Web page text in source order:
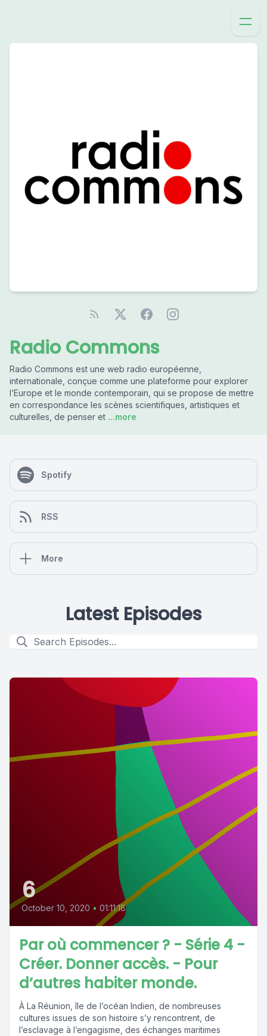
Radio Commons
Radio Commons est une web radio européenne,
internationale, conçue comme une plateforme pour explorer
l’Europe et le monde contemporain, qui se propose de mettre
en correspondance les scènes scientifiques, artistiques et
culturelles, de penser et ...more
Spotify
RSS
More
Latest Episodes
6
October 10, 2020 • 01:11:18
Par où commencer ? - Série 4 -
Créer. Donner accès. - Pour
d’autres habiter monde.
À La Réunion, île de l’océan Indien, de nombreuses
cultures issues de son histoire s’y rencontrent, de
l’esclavage à l’engagisme, des échanges maritimes